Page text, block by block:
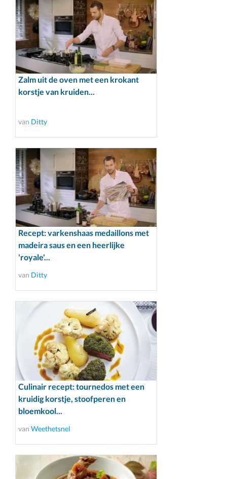
Zalm uit de oven met een krokant
korstje van kruiden...
van Ditty
Recept: varkenshaas medaillons met
madeira saus en een heerlijke
'royale'...
van Ditty
Culinair recept: tournedos met een
kruidig korstje, stoofperen en
bloemkool...
van Weethetsnel